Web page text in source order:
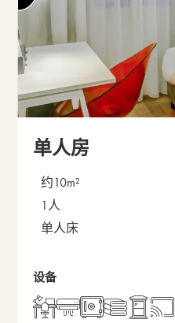
单人房
约10m²
1人
单人床
设备